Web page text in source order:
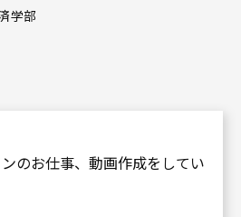
学部
のお仕事、動画作成をしてい